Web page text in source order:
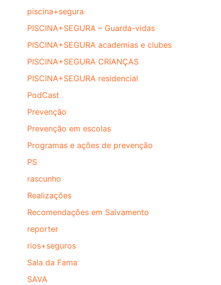
piscina+segura
PISCINA+SEGURA – Guarda-vidas
PISCINA+SEGURA academias e clubes
PISCINA+SEGURA CRIANÇAS
PISCINA+SEGURA residencial
PodCast
Prevenção
Prevenção em escolas
Programas e ações de prevenção
PS
rascunho
Realizações
Recomendações em Salvamento
reporter
rios+seguros
Sala da Fama
SAVA